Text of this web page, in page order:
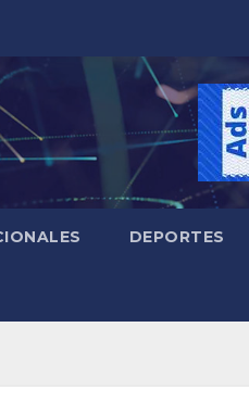
DEPORTES